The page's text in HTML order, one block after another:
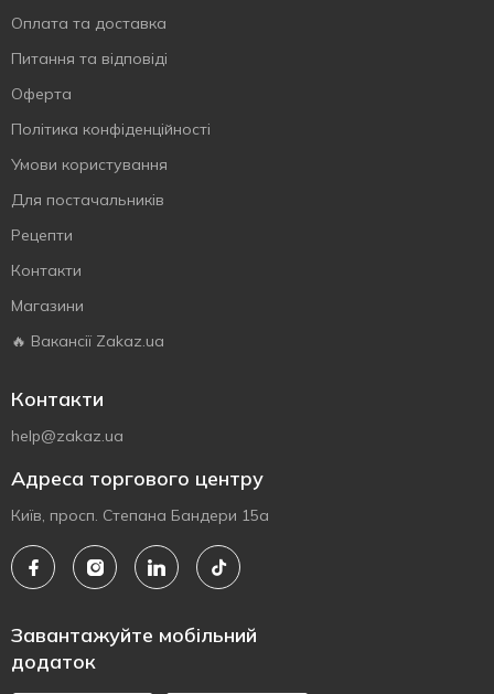
Оплата та доставка
Питання та відповіді
Оферта
Політика конфіденційності
Умови користування
Для постачальників
Рецепти
Контакти
Магазини
🔥 Вакансії Zakaz.ua
Контакти
help@zakaz.ua
Адреса торгового центру
Київ, просп. Степана Бандери 15а
Завантажуйте мобільний
додаток